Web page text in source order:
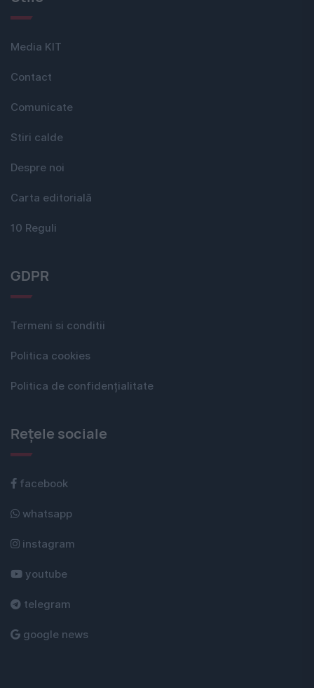
Media KIT
Contact
Comunicate
Stiri calde
Despre noi
Carta editorială
10 Reguli
GDPR
Termeni si conditii
Politica cookies
Politica de confidențialitate
Rețele sociale
facebook
whatsapp
instagram
youtube
telegram
google news